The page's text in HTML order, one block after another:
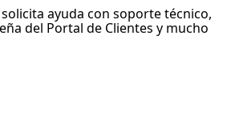
ayuda con soporte técnico,
del Portal de Clientes y mucho